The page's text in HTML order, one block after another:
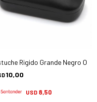
- Accesorios
Rigido Grande Negro
10,00
USD 8,50